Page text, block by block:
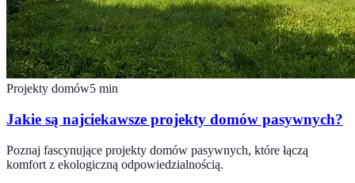
Projekty domów5 min
Jakie są najciekawsze projekty domów pasywnych?
Poznaj fascynujące projekty domów pasywnych, które łączą
komfort z ekologiczną odpowiedzialnością.